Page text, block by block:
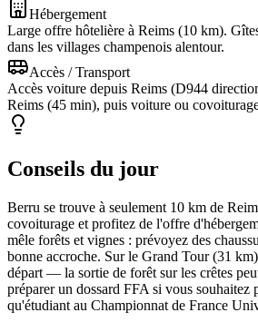
Hébergement
Large offre hôtelière à Reims (10 km).
dans les villages champenois alentour.
Accès / Transport
Accès voiture depuis Reims (D944
Reims (45 min), puis voiture ou
Conseils du jour
Berru se trouve à seulement 10 km de
covoiturage et profitez de l'offre
mêle forêts et vignes : prévoyez des
bonne accroche. Sur le Grand Tour (31
départ — la sortie de forêt sur les crêtes
préparer un dossard FFA si vous souhaitez
qu'étudiant au Championnat de France